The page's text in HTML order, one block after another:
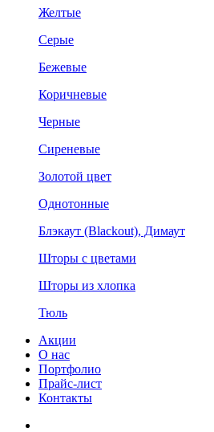
Желтые
Серые
Бежевые
Коричневые
Черные
Сиреневые
Золотой цвет
Однотонные
Блэкаут (Blackout), Димаут
Шторы с цветами
Шторы из хлопка
Тюль
Акции
О нас
Портфолио
Прайс-лист
Контакты